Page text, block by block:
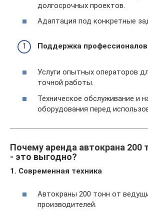
долгосрочных проектов.
Адаптация под конкретные
Поддержка профессионалов
Услуги опытных операторов
точной работы.
Техническое обслуживание и
оборудования перед
Почему аренда автокрана
- это выгодно?
1. Современная техника
Автокраны 200 тонн от
производителей.